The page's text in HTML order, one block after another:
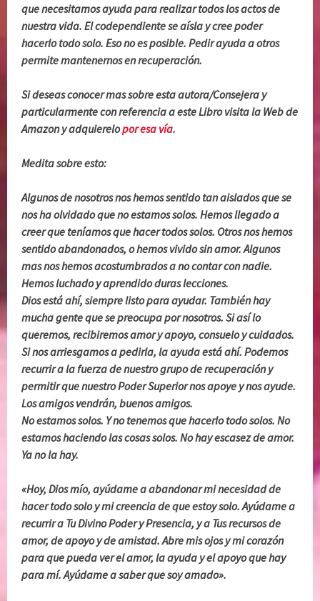
que necesitamos ayuda para realizar todos los actos de
nuestra vida. El codependiente se aísla y cree poder
hacerlo todo solo. Eso no es posible. Pedir ayuda a otros
permite mantenernos en recuperación.
Si deseas conocer mas sobre esta autora/Consejera y
particularmente con referencia a este Libro visita la Web de
Amazon y adquierelopor esa vía.
Medita sobre esto:
Algunos de nosotros nos hemos sentido tan aislados que se
nos ha olvidado que no estamos solos. Hemos llegado a
creer que teníamos que hacer todos solos. Otros nos hemos
sentido abandonados, o hemos vivido sin amor. Algunos
mas nos hemos acostumbrados a no contar con nadie.
Hemos luchado y aprendido duras lecciones.
Dios está ahí, siempre listo para ayudar. También hay
mucha gente que se preocupa por nosotros. Si así lo
queremos, recibiremos amor y apoyo, consuelo y cuidados.
Si nos arriesgamos a pedirla, la ayuda está ahí. Podemos
recurrir a la fuerza de nuestro grupo de recuperación y
permitir que nuestro Poder Superior nos apoye y nos ayude.
Los amigos vendrán, buenos amigos.
No estamos solos. Y no tenemos que hacerlo todo solos. No
estamos haciendo las cosas solos. No hay escasez de amor.
Ya no la hay.
«Hoy, Dios mío, ayúdame a abandonar mi necesidad de
hacer todo solo y mi creencia de que estoy solo. Ayúdame a
recurrir a Tu Divino Poder y Presencia, y a Tus recursos de
amor, de apoyo y de amistad. Abre mis ojos y mi corazón
para que pueda ver el amor, la ayuda y el apoyo que hay
para mí. Ayúdame a saber que soy amado».